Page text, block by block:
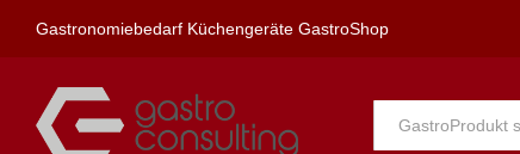
Gastronomiebedarf Küchengeräte GastroShop
Alle
Beschreibung